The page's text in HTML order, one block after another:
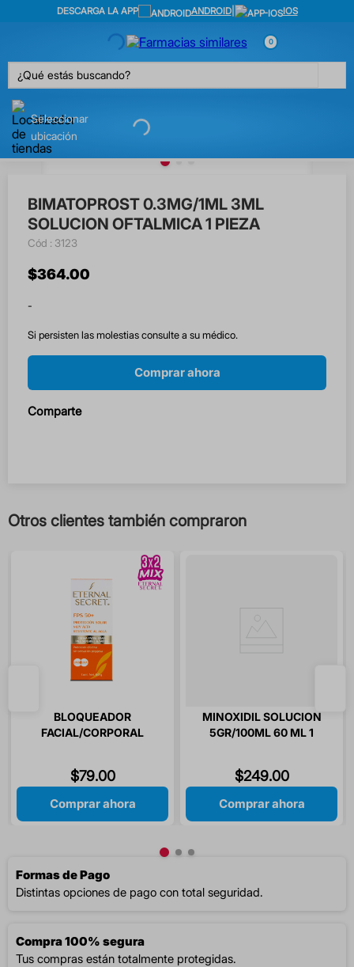
DESCARGA LA APP ANDROID| IOS
0
¿Qué estás buscando?
Seleccionar
ubicación
BIMATOPROST 0.3MG/1ML 3ML
SOLUCION OFTALMICA 1 PIEZA
: 3123
$364.00
-
Si persisten las molestias consulte a su médico.
Comprar ahora
Comparte
Otros clientes también compraron
BLOQUEADOR
FACIAL/CORPORAL
$79.00
Comprar ahora
MINOXIDIL SOLUCION
5GR/100ML 60 ML 1
$249.00
Comprar ahora
Formas de Pago
Distintas opciones de pago con total seguridad.
Compra 100% segura
Tus compras están totalmente protegidas.